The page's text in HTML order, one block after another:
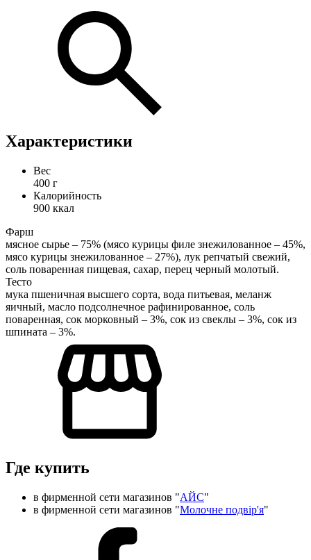
Характеристики
Вес
400 г
Калорийность
900 ккал
Фарш
мясное сырье – 75% (мясо курицы филе знежилованное – 45%,
мясо курицы знежилованное – 27%), лук репчатый свежий,
соль поваренная пищевая, сахар, перец черный молотый.
Тесто
мука пшеничная высшего сорта, вода питьевая, меланж
яичный, масло подсолнечное рафинированное, соль
поваренная, сок морковный – 3%, сок из свеклы – 3%, сок из
шпината – 3%.
Где купить
в фирменной сети магазинов "АЙС"
в фирменной сети магазинов "Молочне подвір'я"